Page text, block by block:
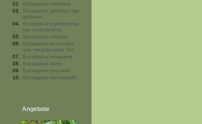
02.
Eucalyptus citriodora
03.
Eucalyptus globulus ssp.
globulus
04.
Eucalyptus erythronema
var. erythronema
05.
Eucalyptus robusta
06.
Eucalyptus leucoxylon
ssp. megalocarpa 'red'
07.
Eucalyptus tetraptera
08.
Eucalyptus dives
09.
Eucalyptus torquata
10.
Eucalyptus woodwardii
Angebote